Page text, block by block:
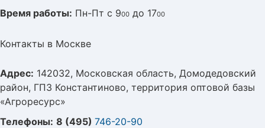
Время работы: Пн-Пт с 900 до 1700
Контакты в Москве
Адрес: 142032, Московская область, Домодедовский
район, ГПЗ Константиново, территория оптовой базы
«Агроресурс»
Телефоны: 8 (495) 746-20-90